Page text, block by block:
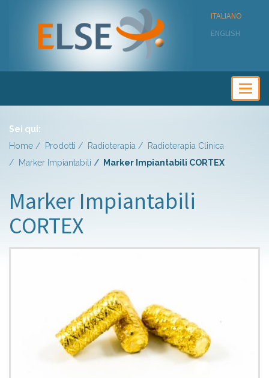
ITALIANO
ENGLISH
Sei qui:
Home
Prodotti Radioterapia
Radioterapia Clinica
Marker Impiantabili
Marker Impiantabili CORTEX
Marker Impiantabili
CORTEX